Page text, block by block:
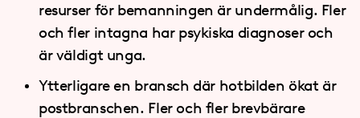
resurser för bemanningen är undermålig. Fler
och fler intagna har psykiska diagnoser och
är väldigt unga.
Ytterligare en bransch där hotbilden ökat är
postbranschen. Fler och fler brevbärare